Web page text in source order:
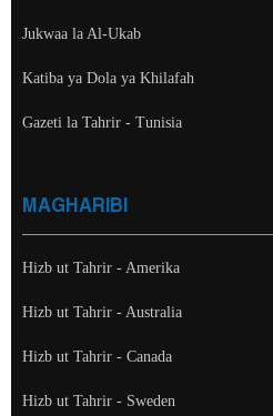
Jukwaa la Al-Ukab
Katiba ya Dola ya Khilafah
Gazeti la Tahrir - Tunisia
MAGHARIBI
Hizb ut Tahrir - Amerika
Hizb ut Tahrir - Australia
Hizb ut Tahrir - Canada
Hizb ut Tahrir - Sweden